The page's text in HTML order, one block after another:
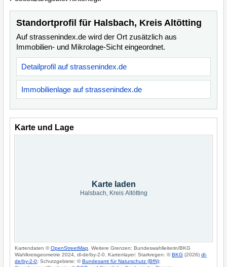
Standortprofil für Halsbach, Kreis Altötting
Auf strassenindex.de wird der Ort zusätzlich aus
Immobilien- und Mikrolage-Sicht eingeordnet.
Detailprofil auf strassenindex.de
Immobilienlage auf strassenindex.de
Karte und Lage
Karte laden
Halsbach, Kreis Altötting
Kartendaten ©OpenStreetMap . Weitere Grenzen: Bundeswahlleiterin/BKG
Wahlkreisgeometrie 2024, dl-de/by-2-0. Kartenlayer: Starkregen: ©BKG (2026) dl-
de/by-2-0; Schutzgebiete: ©Bundesamt für Naturschutz (BfN);